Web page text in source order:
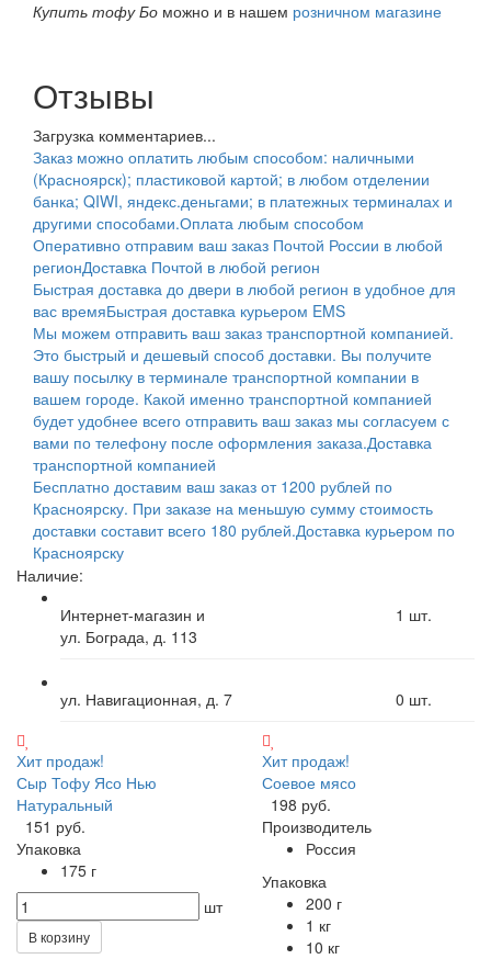
Купить тофу Бо можно и в нашем розничном магазине
Отзывы
Загрузка комментариев...
Заказ можно оплатить любым способом: наличными
(Красноярск); пластиковой картой; в любом отделении
банка; QIWI, яндекс.деньгами; в платежных терминалах и
другими способами.Оплата любым способом
Оперативно отправим ваш заказ Почтой России в любой
регионДоставка Почтой в любой регион
Быстрая доставка до двери в любой регион в удобное для
вас времяБыстрая доставка курьером EMS
Мы можем отправить ваш заказ транспортной компанией.
Это быстрый и дешевый способ доставки. Вы получите
вашу посылку в терминале транспортной компании в
вашем городе. Какой именно транспортной компанией
будет удобнее всего отправить ваш заказ мы согласуем с
вами по телефону после оформления заказа.Доставка
транспортной компанией
Бесплатно доставим ваш заказ от 1200 рублей по
Красноярску. При заказе на меньшую сумму стоимость
доставки составит всего 180 рублей.Доставка курьером по
Красноярску
Наличие:
Интернет-магазин и
ул. Бограда, д. 113
1 шт.
ул. Навигационная, д. 7 0 шт.
Хит продаж!
Сыр Тофу Ясо Нью
Натуральный
151 руб.
Упаковка
175 г
шт
В корзину
Хит продаж!
Соевое мясо
198 руб.
Производитель
Россия
Упаковка
200 г
1 кг
10 кг